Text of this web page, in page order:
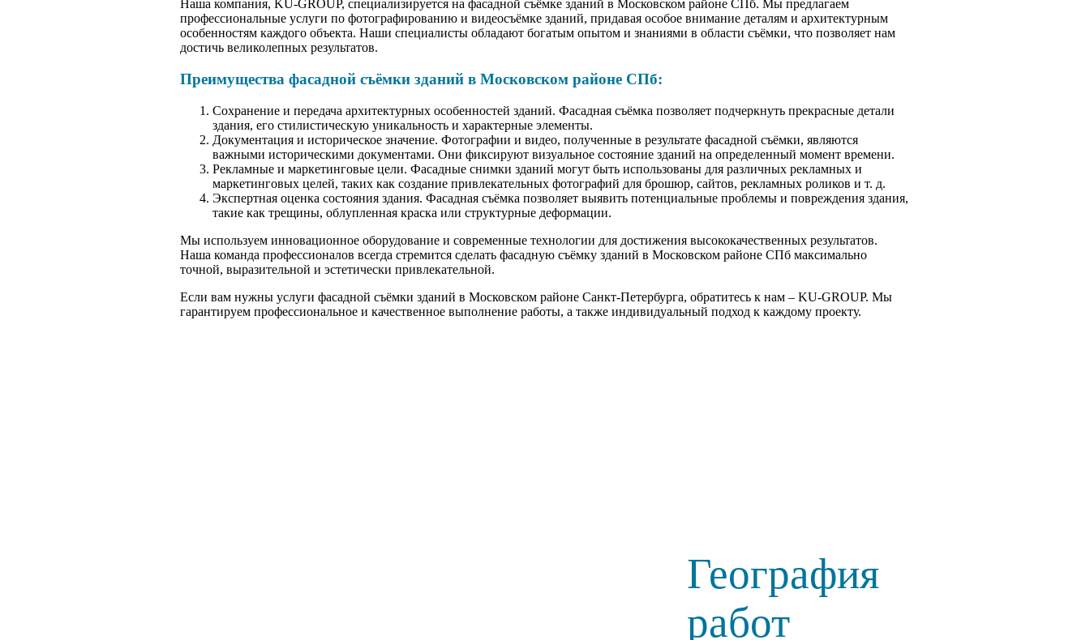
Наша компания, KU-GROUP, специализируется на фасадной съёмке зданий в Московском районе СПб. Мы предлагаем
профессиональные услуги по фотографированию и видеосъёмке зданий, придавая особое внимание деталям и архитектурным
особенностям каждого объекта. Наши специалисты обладают богатым опытом и знаниями в области съёмки, что позволяет нам
достичь великолепных результатов.
Преимущества фасадной съёмки зданий в Московском районе СПб:
Сохранение и передача архитектурных особенностей зданий. Фасадная съёмка позволяет подчеркнуть прекрасные детали
здания, его стилистическую уникальность и характерные элементы.
Документация и историческое значение. Фотографии и видео, полученные в результате фасадной съёмки, являются
важными историческими документами. Они фиксируют визуальное состояние зданий на определенный момент времени.
Рекламные и маркетинговые цели. Фасадные снимки зданий могут быть использованы для различных рекламных и
маркетинговых целей, таких как создание привлекательных фотографий для брошюр, сайтов, рекламных роликов и т. д.
Экспертная оценка состояния здания. Фасадная съёмка позволяет выявить потенциальные проблемы и повреждения здания,
такие как трещины, облупленная краска или структурные деформации.
Мы используем инновационное оборудование и современные технологии для достижения высококачественных результатов.
Наша команда профессионалов всегда стремится сделать фасадную съёмку зданий в Московском районе СПб максимально
точной, выразительной и эстетически привлекательной.
Если вам нужны услуги фасадной съёмки зданий в Московском районе Санкт-Петербурга, обратитесь к нам – KU-GROUP. Мы
гарантируем профессиональное и качественное выполнение работы, а также индивидуальный подход к каждому проекту.
География
работ